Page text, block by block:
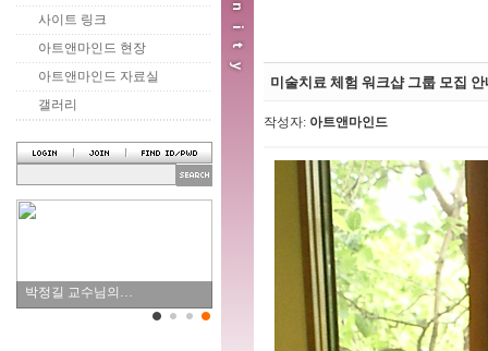
사이트 링크
아트앤마인드 현장
아트앤마인드 자료실
갤러리
박정길 교수님의…
미술치료 체험 워크샵 그룹 모집 안
작성자: 아트앤마인드